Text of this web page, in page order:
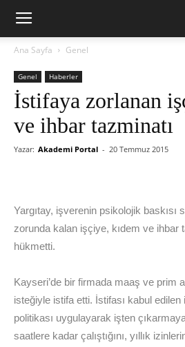
Ana Sayfa Genel
Genel Haberler
İstifaya zorlanan
ve ihbar tazminatı
Yazar: Akademi Portal - 20 Temmuz 2015
Yargıtay, işverenin psikolojik baskısı
zorunda kalan işçiye, kıdem ve ihbar
hükmetti.
Kayseri’de bir firmada maaş ve prim
isteğiyle istifa etti. İstifası kabul edilen
politikası uygulayarak işten çıkarmaya
saatlere kadar çalıştığını, yıllık